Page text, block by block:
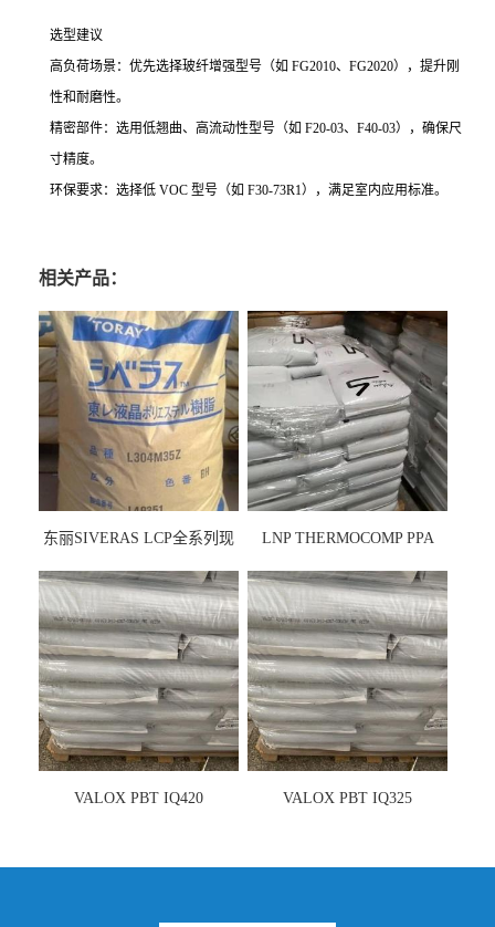
选型建议
高负荷场景：优先选择玻纤增强型号（如 FG2010、FG2020），提升刚
性和耐磨性。
精密部件：选用低翘曲、高流动性型号（如 F20-03、F40-03），确保尺
寸精度。
环保要求：选择低 VOC 型号（如 F30-73R1），满足室内应用标准。
相关产品：
东丽SIVERAS LCP全系列现
LNP THERMOCOMP PPA
VALOX PBT IQ420 VALOX PBT IQ325